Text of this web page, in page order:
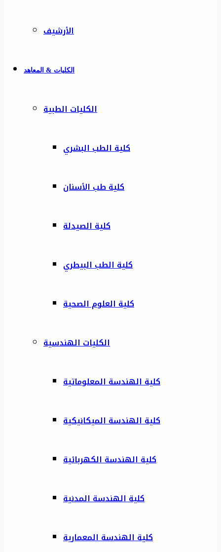
الأرشيف
الكليات & المعاهد
الكليات الطبية
كلية الطب البشري
كلية طب الأسنان
كلية الصيدلة
كلية الطب البيطري
كلية العلوم الصحية
الكليات الهندسية
كلية الهندسة المعلوماتية
كلية الهندسة الميكانيكية
كلية الهندسة الكهربائية
كلية الهندسة المدنية
كلية الهندسة المعمارية